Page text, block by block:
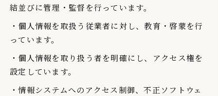
結並びに管理・監督を行っています。
・個人情報を取扱う従業者に対し、教育・啓蒙を行
っています。
・個人情報を取り扱う者を明確にし、アクセス権を
設定しています。
・情報システムへのアクセス制御、不正ソフトウェ